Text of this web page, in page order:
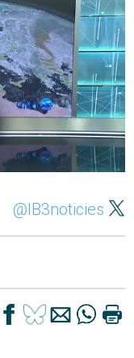
@IB3noticies